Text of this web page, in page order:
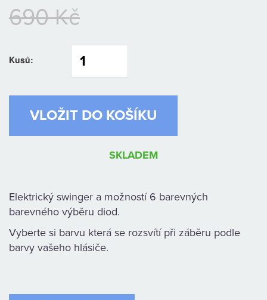
NÁS
PRODEJNA
690 Kč
Kusů:
SKLADEM
Elektrický swinger a možností 6 barevných
barevného výběru diod.
Vyberte si barvu která se rozsvítí při záběru podle
barvy vašeho hlásiče.